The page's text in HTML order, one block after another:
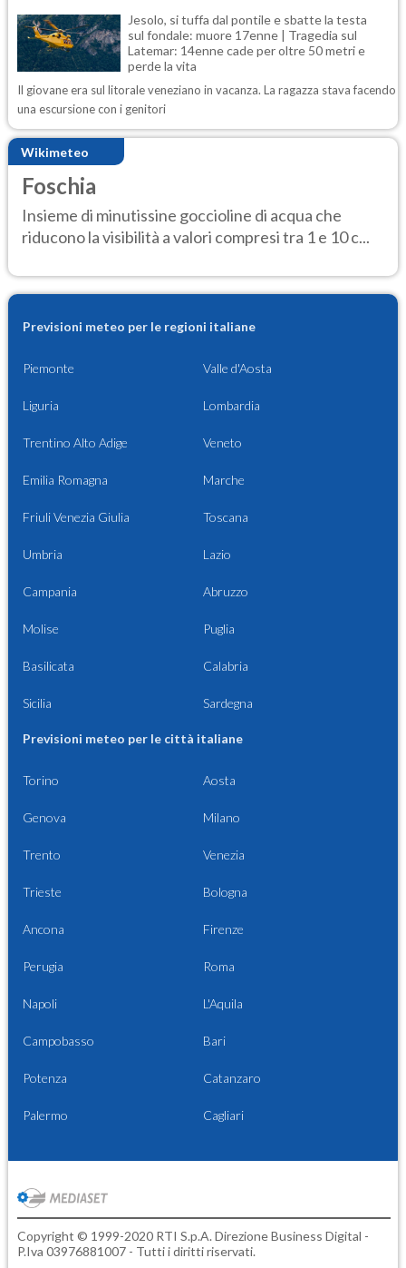
Jesolo, si tuffa dal pontile e sbatte la testa
sul fondale: muore 17enne | Tragedia sul
Latemar: 14enne cade per oltre 50 metri e
perde la vita
Il giovane era sul litorale veneziano in vacanza. La ragazza stava facendo
una escursione con i genitori
Wikimeteo
Foschia
Insieme di minutissine goccioline di acqua che
riducono la visibilità a valori compresi tra 1 e 10 c...
Previsioni meteo per le regioni italiane
Piemonte Valle d'Aosta
Liguria Lombardia
Trentino Alto Adige Veneto
Emilia Romagna Marche
Friuli Venezia Giulia Toscana
Umbria Lazio
Campania Abruzzo
Molise Puglia
Basilicata Calabria
Sicilia Sardegna
Previsioni meteo per le città italiane
Torino Aosta
Genova Milano
Trento Venezia
Trieste Bologna
Ancona Firenze
Perugia Roma
Napoli L'Aquila
Campobasso Bari
Potenza Catanzaro
Palermo Cagliari
Copyright © 1999-2020 RTI S.p.A. Direzione Business Digital -
P.Iva 03976881007 - Tutti i diritti riservati.